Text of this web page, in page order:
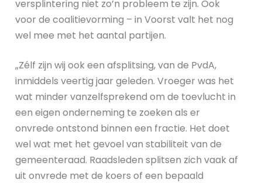
versplintering niet zo’n probleem te zijn. Ook
voor de coalitievorming – in Voorst valt het nog
wel mee met het aantal partijen.
„Zélf zijn wij ook een afsplitsing, van de PvdA,
inmiddels veertig jaar geleden. Vroeger was het
wat minder vanzelfsprekend om de toevlucht in
een eigen onderneming te zoeken als er
onvrede ontstond binnen een fractie. Het doet
wel wat met het gevoel van stabiliteit van de
gemeenteraad. Raadsleden splitsen zich vaak af
uit onvrede met de koers of een bepaald